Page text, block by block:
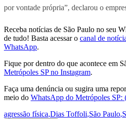
por vontade própria”, declarou o
Receba notícias de São Paulo no seu
de tudo! Basta acessar o canal de
WhatsApp.
Fique por dentro do que acontece em
Metrópoles SP no Instagram.
Faça uma denúncia ou sugira uma
meio do WhatsApp do Metrópoles SP:
agressão física,Dias Toffoli,São Paulo,